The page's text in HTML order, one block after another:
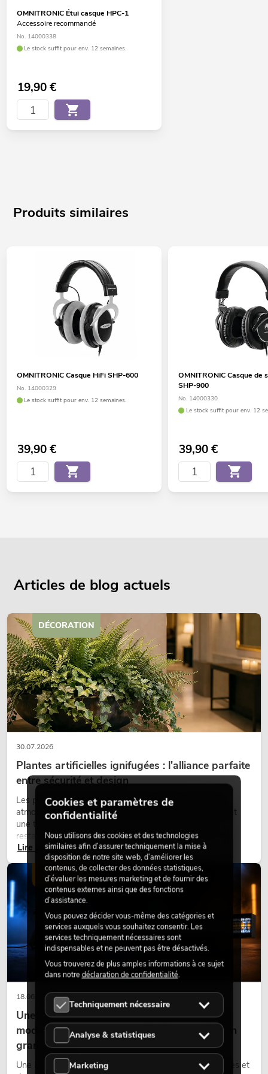
OMNITRONIC Étui casque HPC-1
Accessoire recommandé
No. 14000338
Le stock suffit pour env. 12 semaines.
19,90€
Produits similaires
OMNITRONIC Casque HiFi SHP-600
No. 14000329
Le stock suffit pour env. 12 semaines.
39,90€
OMNITRONIC Casque de
SHP-900
No. 14000330
Le stock suffit pour env. 12
39,90€
Articles de blog actuels
30.07.2026
Plantes artificielles ignifugées : l'alliance parfaite
entre sécurité et design
Les plantes donnent vie aux espaces. Elles créent une
atmosphère agréable, améliorent l’ambiance et apportent
une touche naturelle. Que ce soit dans les hôtels, les
restaurants, les centres commerciaux, les immeubles de
bureaux ou sur les stands d’exposition, une végétalisation de
qualité fait depuis longtemps partie intégrante des concepts
d’aménagement modernes.
Lire maintenant
DÉCORATION
18.06.2026
Une touche rétro dans un design d'éclairage
moderne : pourquoi la lumière chaude fait son
grand retour
Une lumière très chaude, des surfaces lumineuses visibles et
ÉCLAIRAGE
Cookies et paramètres de
confidentialité
Nous utilisons des cookies et des technologies
similaires afin d’assurer techniquement la mise à
disposition de notre site web, d’améliorer les
contenus, de collecter des données statistiques,
d’évaluer les mesures marketing et de fournir des
contenus externes ainsi que des fonctions
d’assistance.
Vous pouvez décider vous-même des catégories et
services auxquels vous souhaitez consentir. Les
services techniquement nécessaires sont
indispensables et ne peuvent pas être désactivés.
Vous trouverez de plus amples informations à ce sujet
dans notre déclaration de confidentialité.
Techniquement nécessaire
Analyse & statistiques
Marketing